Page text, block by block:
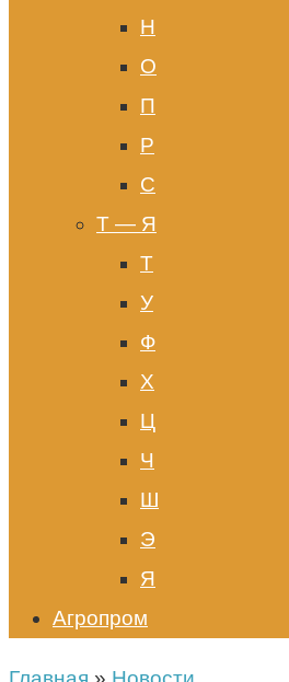
Н
О
П
Р
С
Т — Я
Т
У
Ф
Х
Ц
Ч
Ш
Э
Я
Агропром